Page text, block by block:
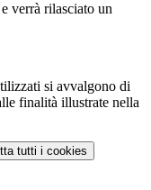
verrà rilasciato un
si avvalgono di
finalità illustrate nella
tutti i cookies